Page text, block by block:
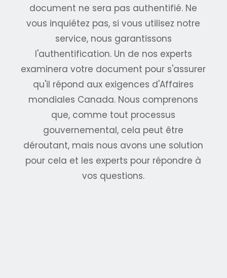
document ne sera pas authentifié. Ne
vous inquiétez pas, si vous utilisez notre
service, nous garantissons
l'authentification. Un de nos experts
examinera votre document pour s'assurer
qu'il répond aux exigences d'Affaires
mondiales Canada. Nous comprenons
que, comme tout processus
gouvernemental, cela peut être
déroutant, mais nous avons une solution
pour cela et les experts pour répondre à
vos questions.